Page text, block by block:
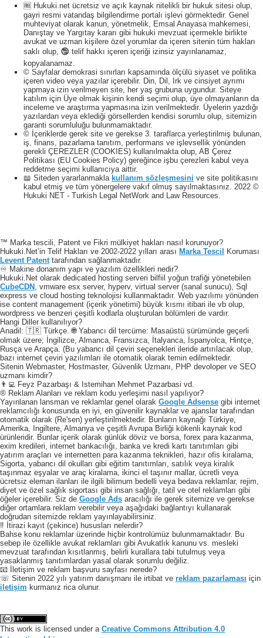
🆓 Hukuki.net ücretsiz ve açık kaynak nitelikli bir hukuk sitesi olup,
gayri resmi vatandaş bilgilendirme portalı işlevi görmektedir. Genel
muhteviyat olarak kanun, yönetmelik, Emsal Anayasa mahkemesi,
Danıştay ve Yargıtay kararı gibi hukuki mevzuat içermekle birlikte
avukat ve uzman kişilere özel yorumlar da içeren sitenin tüm hakları
saklı olup, 🕲 telif hakkı içeren içeriği izinsiz yayınlanamaz,
kopyalanamaz.
© Sayfalar demokrasi sınırları kapsamında ölçülü siyaset ve politika
içeren video veya yazılar içerebilir. Din, Dil, Irk ve cinsiyet ayrımı
yapmaya izin verilmeyen site, her yaş grubuna uygundur. Siteye
katılım için Üye olmak kişinin kendi seçimi olup, üye olmayanların da
inceleme ve araştırma yapmasına izin verilmektedir. Üyelerin yazdığı
yazılardan veya eklediği görsellerden kendisi sorumlu olup, sitemizin
garanti sorumluluğu bulunmamaktadır.
© İçeriklerde gerek site ve gerekse 3. taraflarca yerleştirilmiş bulunan,
iş, finans, pazarlama tanıtım, performans ve işlevsellik yönünden
gerekli ÇEREZLER (COOKIES) kullanılmakta olup, AB Çerez
Politikası (EU Cookies Policy) gereğince işbu çerezleri kabul veya
reddetme seçimi kullanıcıya aittir.
📖 Siteden yararlanmakla kullanım sözleşmesini ve site politikasını
kabul etmiş ve tüm yönergelere vakıf olmuş sayılmaktasınız. 2022 ©
Hukuki NET - Turkish Legal NetWork and Law Resources.
™ Marka tescili, Patent ve Fikri mülkiyet hakları nasıl korunuyor?
Hukuki.Net’in Telif Hakları ve 2002-2022 yılları arası Marka Tescil
Koruması
Levent Patent tarafından sağlanmaktadır.
♾️ Makine donanım yapı ve yazılım özellikleri nedir?
Hukuki.Net olarak dedicated hosting serveri bilfiil yoğun trafiği yönetebilen
CubeCDN
, vmware esx server, hyperv, virtual server (sanal sunucu), Sql
express ve cloud hosting teknolojisi kullanmaktadır. Web yazılımı yönünden
ise content management (içerik yönetimi) büyük kısmı itibari ile vb olup,
wordpress ve benzeri çeşitli kodlarla oluşturulan bölümleri de vardır.
Hangi Diller kullanılıyor?
Anadil: 🇹🇷 Türkçe. 🌐 Yabancı dil tercüme: Masaüstü sürümünde geçerli
olmak üzere; İngilizce, Almanca, Fransızca, İtalyanca, İspanyolca, Hintçe,
Rusça ve Arapça. (Bu yabancı dil çeviri seçenekleri ileride artırılacak olup,
bazı internet çeviri yazılımları ile otomatik olarak temin edilmektedir.
Sitenin Webmaster, Hostmaster, Güvenlik Uzmanı, PHP devoloper ve SEO
uzmanı kimdir?
👨‍💻 Feyz Pazarbaşı & Istemihan Mehmet Pazarbasi vd.
® Reklam Alanları ve reklam kodu yerleşimi nasıl yapılıyor?
Yayınlanan lansman ve reklamlar genel olarak Google Adsense gibi internet
reklamcılığı konusunda en iyi, en güvenilir kaynaklar ve ajanslar tarafından
otomatik olarak (Re'sen) yerleştirilmektedir. Bunların kaynağı Türkiye,
Amerika, Ingiltere, Almanya ve çeşitli Avrupa Birliği kökenli kaynak kod
ürünleridir. Bunlar içerik olarak günlük döviz ve borsa, forex para kazanma,
exim kredileri, internet bankacılığı, banka ve kredi kartı tanıtımları gibi
yatırım araçları ve internetten para kazanma teknikleri, hazır ofis kiralama,
Sigorta, yabancı dil okulları gibi eğitim tanıtımları, satılık veya kiralık
taşınmaz eşyalar ve araç kiralama, ikinci el taşınır mallar, ücretli veya
ücretsiz eleman ilanları ile ilgili bilimum bedelli veya bedava reklamlar, rejim,
diyet ve özel sağlık sigortası gibi insan sağlığı, tatil ve otel reklamları gibi
öğeler içerebilir. Siz de Google Ads aracılığı ile gerek sitemize ve gerekse
diğer ortamlara reklam verebilir veya aşağıdaki bağlantıyı kullanarak
doğrudan sitemizde reklam yayınlayabilirsiniz.
‼️ İtirazi kayıt (çekince) hususları nelerdir?
Bahse konu reklamlar üzerinde hiçbir kontrolümüz bulunmamaktadır. Bu
sebep ile özellikle avukat reklamları gibi Avukatlık kanunu vs. mesleki
mevzuat tarafından kısıtlanmış, belirli kurallara tabi tutulmuş veya
yasaklanmış tanıtımlardan yasal olarak sorumlu değiliz.
📧 İletişim ve reklam başvuru sayfası nerede?
☏ Sitenin 2022 yılı yatırım danışmanı ile irtibat ve reklam pazarlaması için
iletişim kurmanız rica olunur.
This work is licensed under a Creative Commons Attribution 4.0